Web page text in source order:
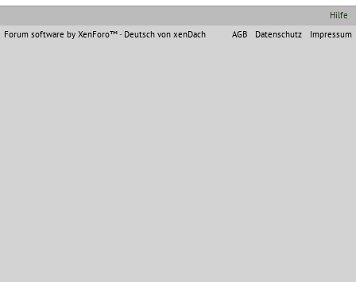
Hilfe
AGB
Datenschutz Impressum
Forum software by XenForo™- Deutsch von xenDach